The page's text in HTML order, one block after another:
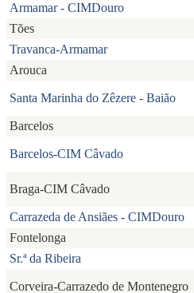
Armamar - CIMDouro
Tões
Travanca-Armamar
Arouca
Santa Marinha do Zêzere - Baião
Barcelos
Barcelos-CIM Câvado
Braga-CIM Câvado
Carrazeda de Ansiães - CIMDouro
Fontelonga
Sr.ª da Ribeira
Corveira-Carrazedo de Montenegro